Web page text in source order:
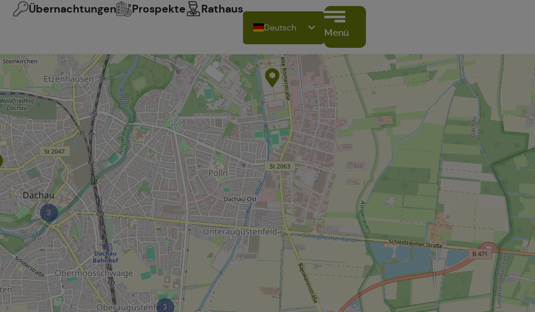
Übernachtungen Prospekte Rathaus
Deutsch
English
Français
Italiano
Español
Polski
Menü
3
3